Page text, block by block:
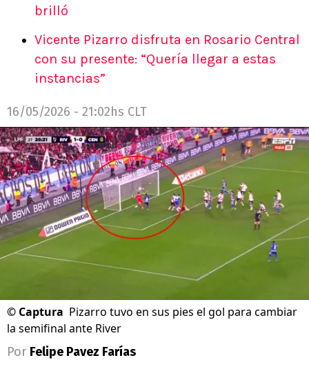
brilló
Vicente Pizarro disfruta en Rosario Central
con su presente: “Quería llegar a estas
instancias”
16/05/2026 - 21:02hs CLT
© Captura Pizarro tuvo en sus pies el gol para cambiar
la semifinal ante River
Por Felipe Pavez Farías